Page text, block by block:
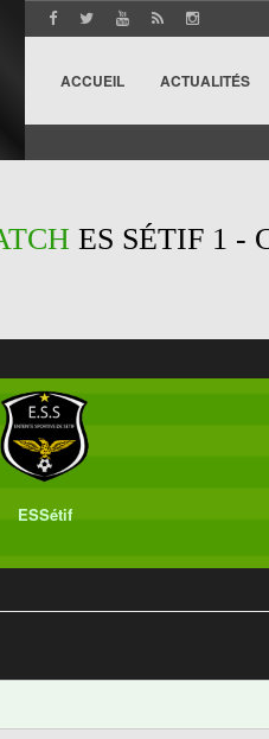
ACCUEIL ACTUALITÉS
ES SÉTIF 1 -
ESSétif